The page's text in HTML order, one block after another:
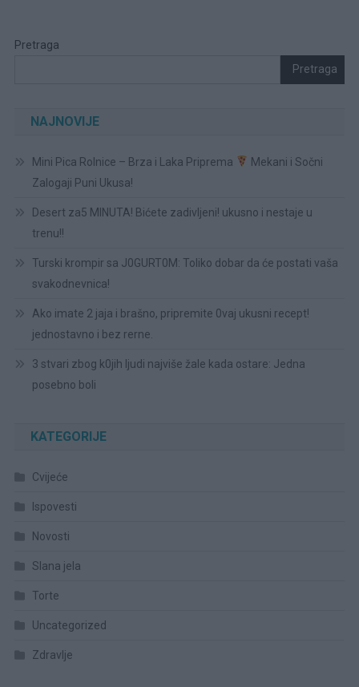
Pretraga
Pretraga
NAJNOVIJE
Mini Pica Rolnice – Brza i Laka Priprema
Mekani i Sočni
Zalogaji Puni Ukusa!
Desert za5 MINUTA! Bićete zadivljeni! ukusno i nestaje u
trenu!!
Turski krompir sa J0GURT0M: Toliko dobar da će postati vaša
svakodnevnica!
Ako imate 2 jaja i brašno, pripremite 0vaj ukusni recept!
jednostavno i bez rerne.
3 stvari zbog k0jih ljudi najviše žale kada ostare: Jedna
posebno boli
KATEGORIJE
Cvijeće
Ispovesti
Novosti
Slana jela
Torte
Uncategorized
Zdravlje